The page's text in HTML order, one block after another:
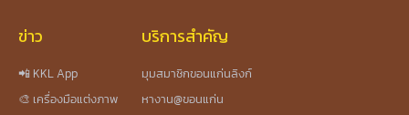
ข่าว
📲 KKL App
🎨 เครื่องมือแต่งภาพ
บริการสำคัญ
มุมสมาชิกขอนแก่นลิงก์
หางาน@ขอนแก่น